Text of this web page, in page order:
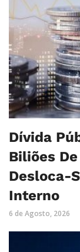
Dívida
Biliões
Desloca-
Interno
6 de Agosto, 2026